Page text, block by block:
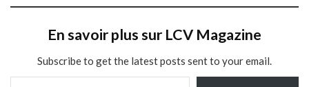
En savoir plus sur LCV Magazine
Subscribe to get the latest posts sent to your email.
Saisissez votre adresse e-mail…